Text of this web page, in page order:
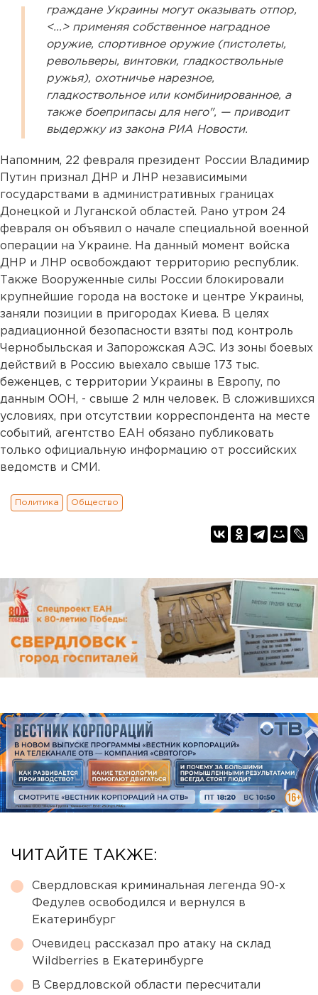
граждане Украины могут оказывать отпор,
<...> применяя собственное наградное
оружие, спортивное оружие (пистолеты,
револьверы, винтовки, гладкоствольные
ружья), охотничье нарезное,
гладкоствольное или комбинированное, а
также боеприпасы для него", — приводит
выдержку из закона РИА Новости.
Напомним, 22 февраля президент России Владимир
Путин признал ДНР и ЛНР независимыми
государствами в административных границах
Донецкой и Луганской областей. Рано утром 24
февраля он объявил о начале специальной военной
операции на Украине. На данный момент войска
ДНР и ЛНР освобождают территорию республик.
Также Вооруженные силы России блокировали
крупнейшие города на востоке и центре Украины,
заняли позиции в пригородах Киева. В целях
радиационной безопасности взяты под контроль
Чернобыльская и Запорожская АЭС. Из зоны боевых
действий в Россию выехало свыше 173 тыс.
беженцев, с территории Украины в Европу, по
данным ООН, - свыше 2 млн человек. В сложившихся
условиях, при отсутствии корреспондента на месте
событий, агентство ЕАН обязано публиковать
только официальную информацию от российских
ведомств и СМИ.
Политика Общество
ЧИТАЙТЕ ТАКЖЕ:
Свердловская криминальная легенда 90-х
Федулев освободился и вернулся в
Екатеринбург
Очевидец рассказал про атаку на склад
Wildberries в Екатеринбурге
В Свердловской области пересчитали